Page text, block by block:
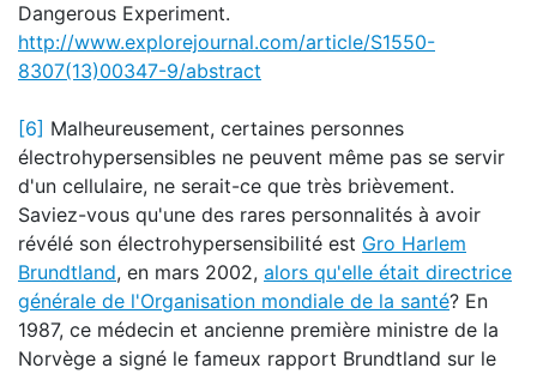
Dangerous Experiment.
http://www.explorejournal.com/article/S1550-
8307(13)00347-9/abstract
[6] Malheureusement, certaines personnes
électrohypersensibles ne peuvent même pas se servir
d'un cellulaire, ne serait-ce que très brièvement.
Saviez-vous qu'une des rares personnalités à avoir
révélé son électrohypersensibilité est Gro Harlem
Brundtland, en mars 2002, alors qu'elle était directrice
générale de l'Organisation mondiale de la santé? En
1987, ce médecin et ancienne première ministre de la
Norvège a signé le fameux rapport Brundtland sur le